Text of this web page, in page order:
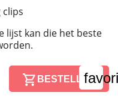
clips
lijst kan die het beste
BESTELLEN